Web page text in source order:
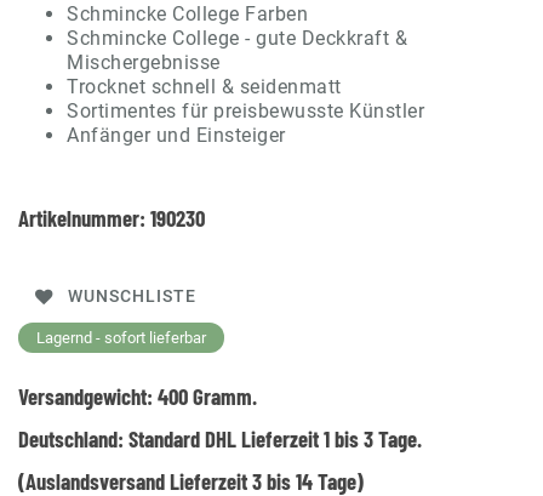
Schmincke College Farben
Schmincke College - gute Deckkraft &
Mischergebnisse
Trocknet schnell & seidenmatt
Sortimentes für preisbewusste Künstler
Anfänger und Einsteiger
Artikelnummer: 190230
WUNSCHLISTE
Lagernd - sofort lieferbar
Versandgewicht: 400Gramm.
Deutschland: Standard DHL Lieferzeit 1 bis 3 Tage.
(Auslandsversand Lieferzeit 3 bis 14 Tage)